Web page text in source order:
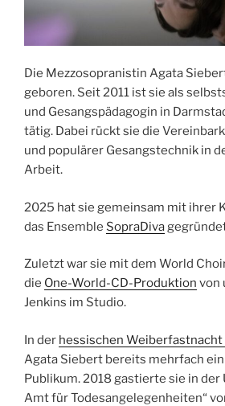
Die Mezzosopranistin Agata
geboren. Seit 2011 ist sie als
und Gesangspädagogin in
tätig. Dabei rückt sie die
und populärer Gesangstechnik in
Arbeit.
2025 hat sie gemeinsam mit ihrer
das Ensemble SopraDiva
Zuletzt war sie mit dem World
die One-World-CD-Produktion von
Jenkins im Studio.
In der hessischen Weiberfastnacht
Agata Siebert bereits mehrfach
Publikum. 2018 gastierte sie in der
Amt für Todesangelegenheiten“